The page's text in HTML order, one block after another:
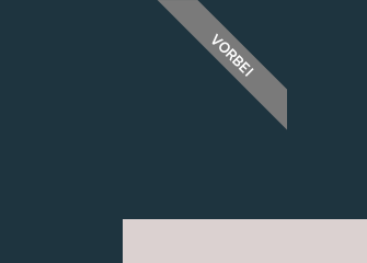
VORBEI